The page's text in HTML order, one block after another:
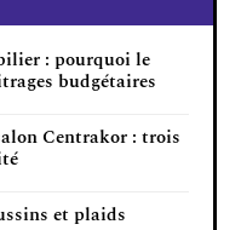
: pourquoi le
budgétaires
Centrakor : trois
et plaids